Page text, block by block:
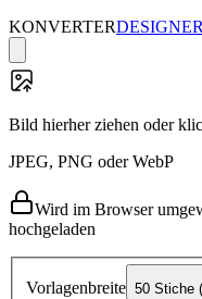
KONVERTERDESIGNER
Bild hierher ziehen oder
JPEG, PNG oder WebP
Wird im Browser
hochgeladen
Vorlagenbreite 50 Stiche